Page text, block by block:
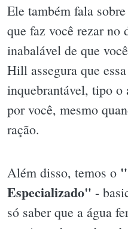
Ele também fala
que faz você rezar no
inabalável de que
Hill assegura que
inquebrantável, tipo o
por você, mesmo
ração.
Além disso, temos o
Especializado" -
só saber que a água